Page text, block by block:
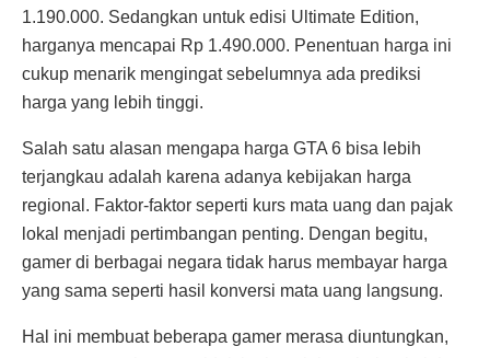
1.190.000. Sedangkan untuk edisi Ultimate Edition,
harganya mencapai Rp 1.490.000. Penentuan harga ini
cukup menarik mengingat sebelumnya ada prediksi
harga yang lebih tinggi.
Salah satu alasan mengapa harga GTA 6 bisa lebih
terjangkau adalah karena adanya kebijakan harga
regional. Faktor-faktor seperti kurs mata uang dan pajak
lokal menjadi pertimbangan penting. Dengan begitu,
gamer di berbagai negara tidak harus membayar harga
yang sama seperti hasil konversi mata uang langsung.
Hal ini membuat beberapa gamer merasa diuntungkan,